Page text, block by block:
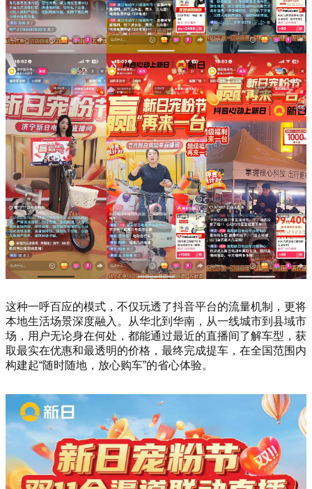
这种一呼百应的模式，不仅玩透了抖音平台的流量机制，更将
本地生活场景深度融入。从华北到华南，从一线城市到县域市
场，用户无论身在何处，都能通过最近的直播间了解车型，获
取最实在优惠和最透明的价格，最终完成提车，在全国范围内
构建起“随时随地，放心购车”的省心体验。